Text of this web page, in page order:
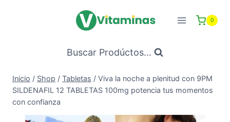
0
Buscar Prodúctos...
Inicio / Shop / Tabletas / Viva la noche a plenitud con 9PM
SILDENAFIL 12 TABLETAS 100mg potencia tus momentos
con confianza